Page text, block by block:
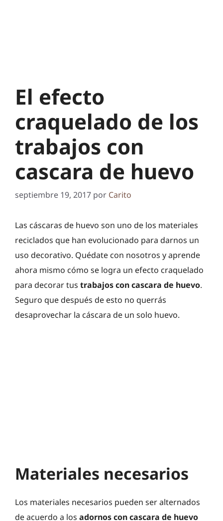
El efecto
craquelado de los
trabajos con
cascara de huevo
septiembre 19, 2017 por Carito
Las cáscaras de huevo son uno de los materiales
reciclados que han evolucionado para darnos un
uso decorativo. Quédate con nosotros y aprende
ahora mismo cómo se logra un efecto craquelado
para decorar tus trabajos con cascara de huevo.
Seguro que después de esto no querrás
desaprovechar la cáscara de un solo huevo.
Materiales necesarios
Los materiales necesarios pueden ser alternados
de acuerdo a los adornos con cascara de huevo